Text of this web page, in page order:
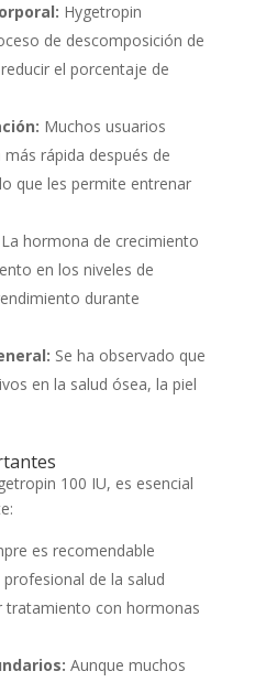
Hygetropin
de descomposición de
el porcentaje de
Muchos usuarios
rápida después de
que les permite entrenar
La hormona de crecimiento
en los niveles de
durante
Se ha observado que
en la salud ósea, la piel
100 IU, es esencial
es recomendable
de la salud
tratamiento con hormonas
Aunque muchos